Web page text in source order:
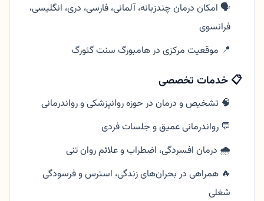
🗣️ امکان درمان چندزبانه، آلمانی، فارسی، دری، انگلیسی،
فرانسوی
📍 موقعیت مرکزی در هامبورگ سنت گئورگ
📋 خدمات تخصصی
🧠 تشخیص و درمان در حوزه روانپزشکی و رواندرمانی
💬 رواندرمانی عمیق و جلسات فردی
🌧️ درمان افسردگی، اضطراب و علائم روان تنی
🔥 همراهی در بحران‌های زندگی، استرس و فرسودگی
شغلی